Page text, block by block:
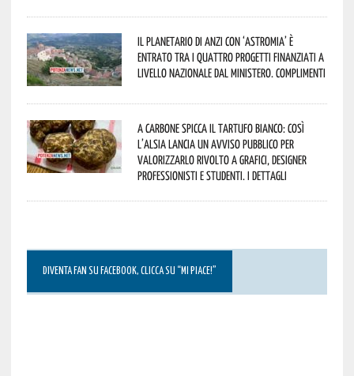
Il Planetario di Anzi con ‘Astromia’ è
entrato tra i quattro progetti finanziati a
livello nazionale dal Ministero. Complimenti
A Carbone spicca il tartufo bianco: così
l’Alsia lancia un avviso pubblico per
valorizzarlo rivolto a grafici, designer
professionisti e studenti. I dettagli
DIVENTA FAN SU FACEBOOK, CLICCA SU “MI PIACE!”